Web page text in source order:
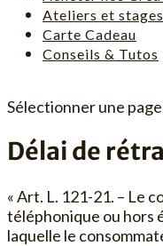
Ateliers et stages
Carte Cadeau
Conseils & Tutos
Sélectionner une page
Délai de
« Art. L. 121-21. – Le
téléphonique ou hors
laquelle le